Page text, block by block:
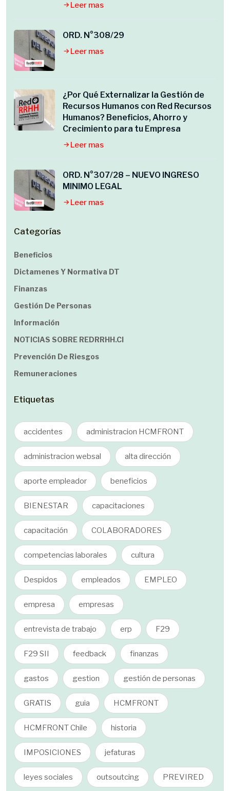
Leer mas
ORD. N°308/29
Leer mas
¿Por Qué Externalizar la Gestión de
Recursos Humanos con Red Recursos
Humanos? Beneficios, Ahorro y
Crecimiento para tu Empresa
Leer mas
ORD. N°307/28 – NUEVO INGRESO
MINIMO LEGAL
Leer mas
Categorías
Beneficios
Dictamenes Y Normativa DT
Finanzas
Gestión De Personas
Información
NOTICIAS SOBRE REDRRHH.cl
Prevención De Riesgos
Remuneraciones
Etiquetas
accidentes administracion HCMFRONT
administracion websal alta dirección
aporte empleador beneficios
BIENESTAR capacitaciones
capacitación COLABORADORES
competencias laborales cultura
Despidos empleados EMPLEO
empresa empresas
entrevista de trabajo erp F29
F29 SII feedback finanzas
gastos gestion gestión de personas
GRATIS guia HCMFRONT
HCMFRONT Chile historia
IMPOSICIONES jefaturas
leyes sociales outsoutcing PREVIRED